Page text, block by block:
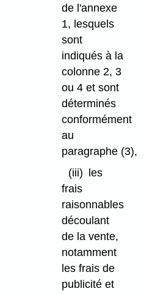
de l'annexe
1, lesquels
sont
indiqués à la
colonne 2, 3
ou 4 et sont
déterminés
conformément
au
paragraphe (3),
(iii) les
frais
raisonnables
découlant
de la vente,
notamment
les frais de
publicité et